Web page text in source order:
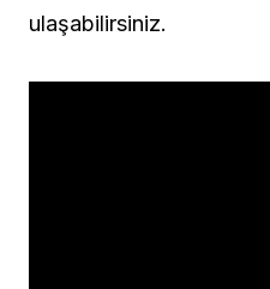
ulaşabilirsiniz.